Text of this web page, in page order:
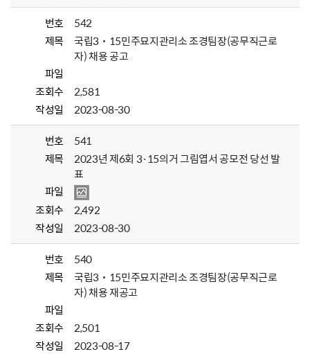
번호
542
제목
국립3˙15민주묘지관리소 조경팀장(공무직근로
자) 채용 공고
파일
조회수
2,581
작성일
2023-08-30
번호
541
제목
2023년 제6회 3·15의거 그림엽서 공모전 당선 발
표
파일
조회수
2,492
작성일
2023-08-30
번호
540
제목
국립3˙15민주묘지관리소 조경팀장(공무직근로
자) 채용 재공고
파일
조회수
2,501
작성일
2023-08-17